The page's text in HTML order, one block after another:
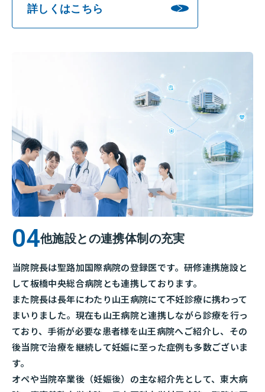
詳しくはこちら
他施設との連携体制の充実
当院院長は聖路加国際病院の登録医です。研修連携施設と
して板橋中央総合病院とも連携しております。
また院長は長年にわたり山王病院にて不妊診療に携わって
まいりました。現在も山王病院と連携しながら診療を行っ
ており、手術が必要な患者様を山王病院へご紹介し、その
後当院で治療を継続して妊娠に至った症例も多数ございま
す。
オペや当院卒業後（妊娠後）の主な紹介先として、東大病